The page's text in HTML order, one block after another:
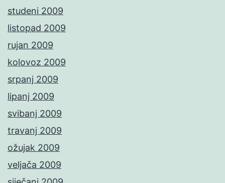
studeni 2009
listopad 2009
rujan 2009
kolovoz 2009
srpanj 2009
lipanj 2009
svibanj 2009
travanj 2009
ožujak 2009
veljača 2009